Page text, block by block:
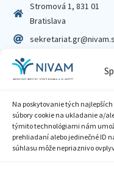
Na poskytovanie tých
súbory cookie na ukladanie a/
týmito technológiami nám
prehliadaní alebo jedinečné ID
súhlasu môže nepriaznivo
Stromová 1, 831 01
Bratislava
IČO: 00164348
DIČ: 2020798714